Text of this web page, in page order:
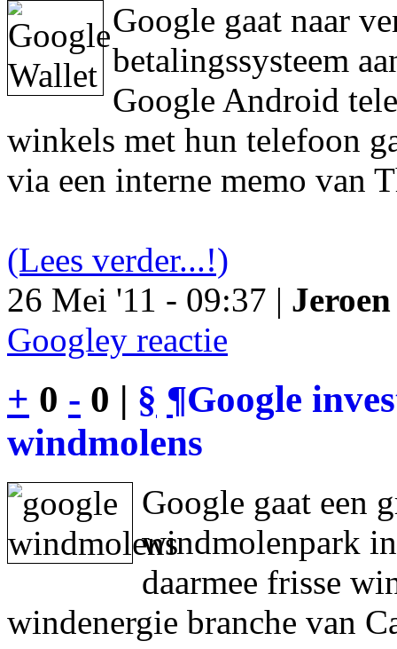
Google gaat naar
betalingssysteem
Google Android
winkels met hun telefoon
via een interne memo van
(Lees verder...!)
26 Mei '11 - 09:37 |
Googley reactie
+ 0 - 0 | § ¶Google
windmolens
Google gaat een
windmolenpark
daarmee frisse
windenergie branche van